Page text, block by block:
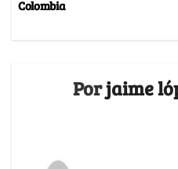
Colombia
Porjaime